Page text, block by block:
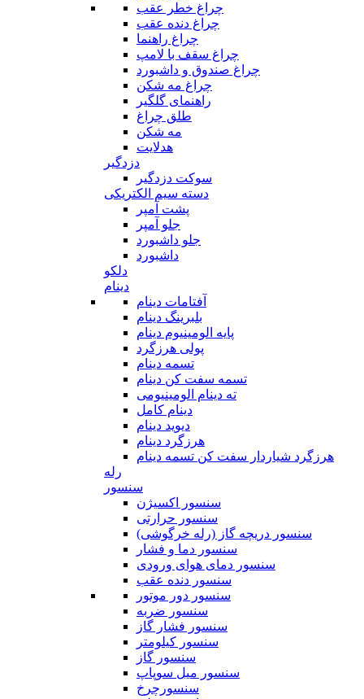
چراغ خطر عقب
چراغ دنده عقب
چراغ راهنما
چراغ سقف با لامپ
چراغ صندوق و داشبورد
چراغ مه شکن
راهنمای گلگیر
طلق چراغ
مه شکن
هدلایت
دزدگیر
سوکت دزدگیر
دسته سیم الکتریکی
پشت آمپر
جلو آمپر
جلو داشبورد
داشبورد
دلکو
دینام
آفتامات دینام
بلبرینگ دینام
پایه الومینیوم دینام
پولی هرزگرد
تسمه دینام
تسمه سفت کن دینام
ته دینام الومینیومی
دینام کامل
دیوید دینام
هرزگرد دینام
هرزگرد شیاردار سفت کن تسمه دینام
رله
سنسور
سنسور اکسیژن
سنسور حرارتی
سنسور دریچه گاز (رله خرگوشی)
سنسور دما و فشار
سنسور دمای هوای ورودی
سنسور دنده عقب
سنسور دور موتور
سنسور ضربه
سنسور فشار گاز
سنسور کیلومتر
سنسور گاز
سنسور میل سوپاپ
سنسورچرخ